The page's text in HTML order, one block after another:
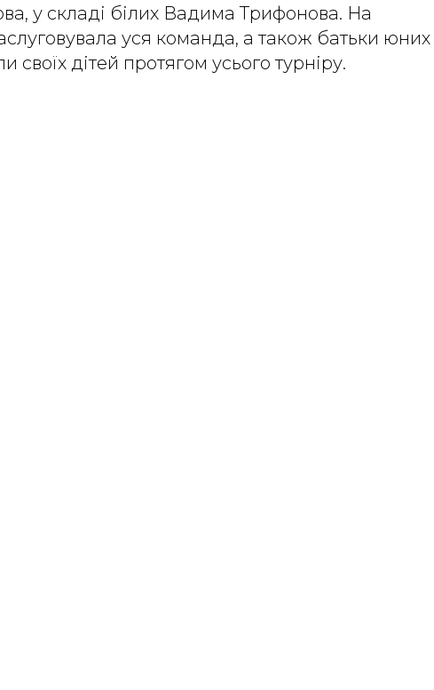
у складі білих Вадима Трифонова. На
уся команда, а також батьки юних
своїх дітей протягом усього турніру.